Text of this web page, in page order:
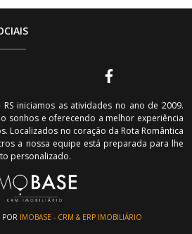
iniciamos as atividades no ano de 2009.
sonhos e oferecendo a melhor experiência
Localizados no coração da Rota Romântica
a nossa equipe está preparada para lhe
personalizado.
POR IMOBASE - CRM & ERP IMOBILIÁRIO